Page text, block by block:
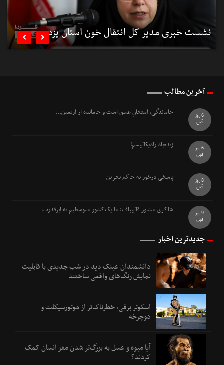
نشست خبری مدیر کل انتقال خون استان یزد  
آخرین مطالب
جاماندگی، امتحانِ عشق است و جامانده از اربعین...
6 روز
قبل
زنده‌باد رادیکالیسم!
6 روز
قبل
پاسخی درخور به حاکم بحرین
8 روز
قبل
شاکری مشاور قالیباف: ما یک‌کشور متوسطیم نه ابرقدرت
9 روز
قبل
جدیدترین اخبار
دانشمندان عینک دید در شب جدیدی با قابلیت
نمایش رنگ‌های واقعی ساختند
اسکوتر برقی، خطرناک‌تر از موتورسیکلت و
دوچرخه
آیا میوه و عسل به بزرگ‌تر شدن مغز انسان کمک
کردند؟